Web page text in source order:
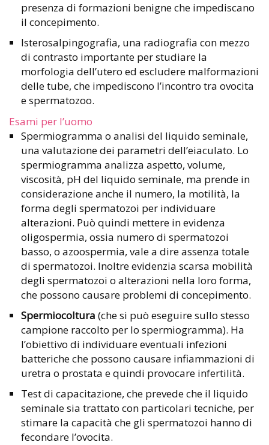
presenza di formazioni benigne che impediscano
il concepimento.
Isterosalpingografia, una radiografia con mezzo
di contrasto importante per studiare la
morfologia dell’utero ed escludere malformazioni
delle tube, che impediscono l’incontro tra ovocita
e spermatozoo.
Esami per l’uomo
Spermiogramma o analisi del liquido seminale,
una valutazione dei parametri dell’eiaculato. Lo
spermiogramma analizza aspetto, volume,
viscosità, pH del liquido seminale, ma prende in
considerazione anche il numero, la motilità, la
forma degli spermatozoi per individuare
alterazioni. Può quindi mettere in evidenza
oligospermia, ossia numero di spermatozoi
basso, o azoospermia, vale a dire assenza totale
di spermatozoi. Inoltre evidenzia scarsa mobilità
degli spermatozoi o alterazioni nella loro forma,
che possono causare problemi di concepimento.
Spermiocoltura (che si può eseguire sullo stesso
campione raccolto per lo spermiogramma). Ha
l’obiettivo di individuare eventuali infezioni
batteriche che possono causare infiammazioni di
uretra o prostata e quindi provocare infertilità.
Test di capacitazione, che prevede che il liquido
seminale sia trattato con particolari tecniche, per
stimare la capacità che gli spermatozoi hanno di
fecondare l’ovocita.